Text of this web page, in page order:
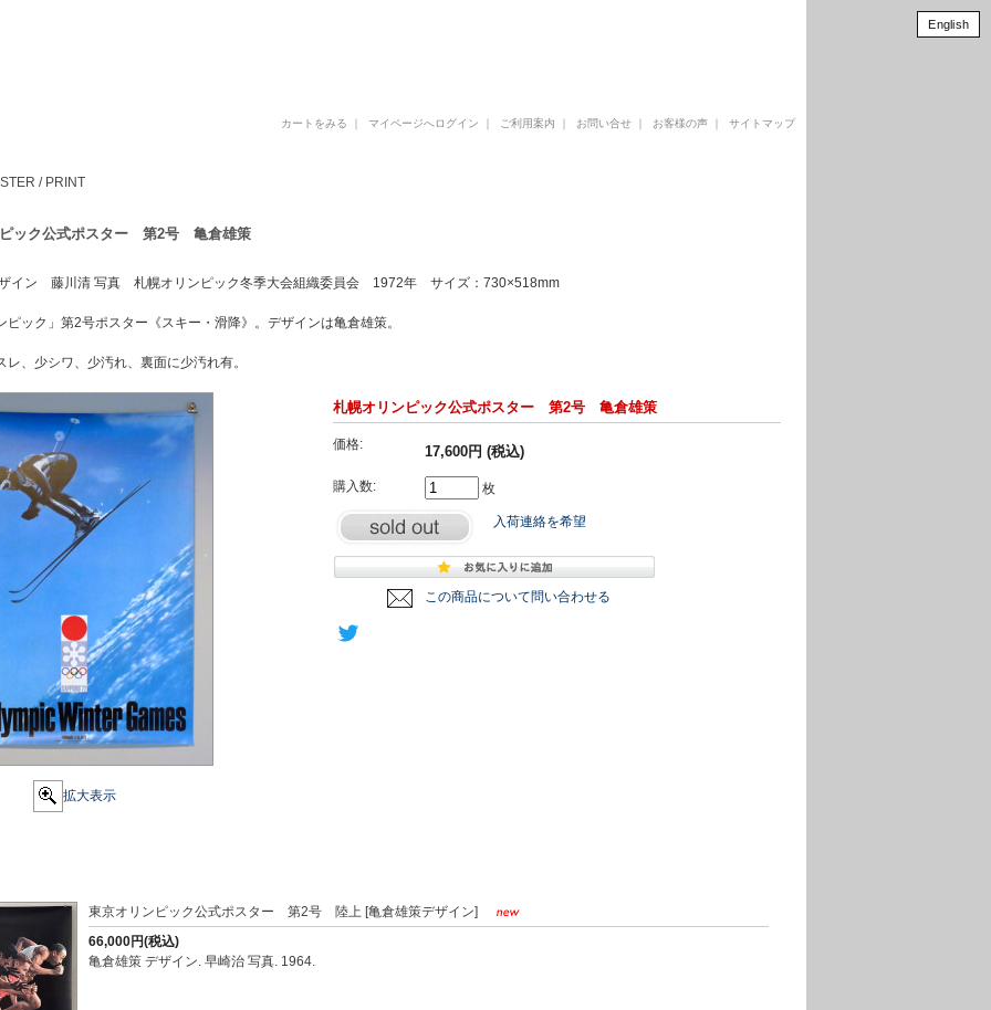
カートをみる マイページへログイン ご利用案内 お問い合せ お客様の声 サイトマップ
/ PRINT
ック公式ポスター 第2号 亀倉雄策
イン 藤川清 写真 札幌オリンピック冬季大会組織委員会 1972年 サイズ：730×518mm
ピック」第2号ポスター《スキー・滑降》。デザインは亀倉雄策。
レ、少シワ、少汚れ、裏面に少汚れ有。
拡大表示
札幌オリンピック公式ポスター 第2号 亀倉雄策
価格: 17,600円 (税込)
購入数: 枚
入荷連絡を希望
この商品について問い合わせる
東京オリンピック公式ポスター 第2号 陸上 [亀倉雄策デザイン]
66,000円(税込)
亀倉雄策 デザイン. 早崎治 写真. 1964.
English